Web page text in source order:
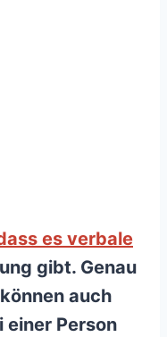
es verbale
gibt. Genau
auch
Person